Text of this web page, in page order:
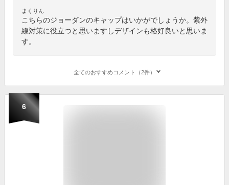
まくりん
こちらのジョーダンのキャップはいかがでしょうか。紫外
線対策に役立つと思いますしデザインも格好良いと思いま
す。
全てのおすすめコメント（2件）
6